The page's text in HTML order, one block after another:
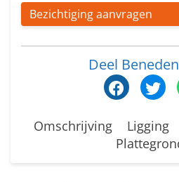
Bezichtiging aanvragen
Deel
Omschrijving Ligging